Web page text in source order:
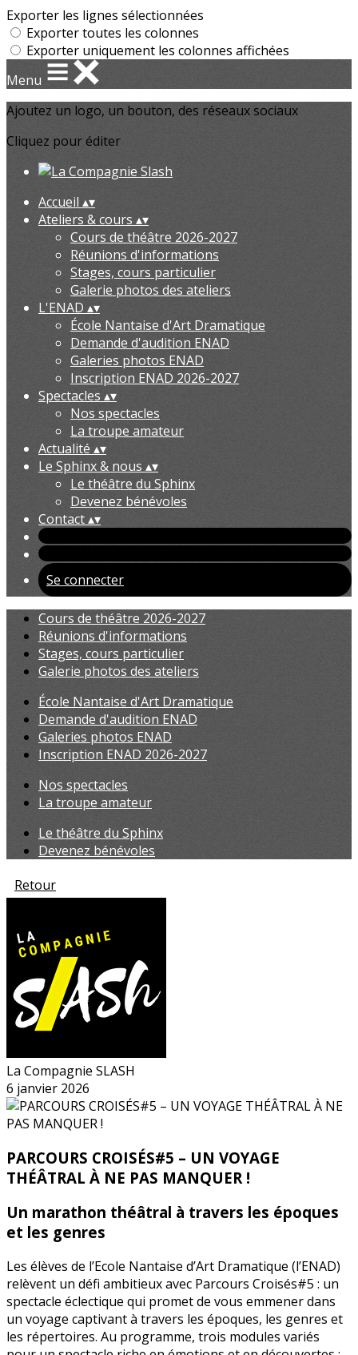
Exporter les lignes sélectionnées
Exporter toutes les colonnes
Exporter uniquement les colonnes affichées
Menu
Ajoutez un logo, un bouton, des réseaux sociaux
Cliquez pour éditer
Accueil ▴▾
Ateliers & cours ▴▾
Cours de théâtre 2026-2027
Réunions d'informations
Stages, cours particulier
Galerie photos des ateliers
L'ENAD ▴▾
École Nantaise d'Art Dramatique
Demande d'audition ENAD
Galeries photos ENAD
Inscription ENAD 2026-2027
Spectacles ▴▾
Nos spectacles
La troupe amateur
Actualité ▴▾
Le Sphinx & nous ▴▾
Le théâtre du Sphinx
Devenez bénévoles
Contact▴▾
Se connecter
Cours de théâtre 2026-2027
Réunions d'informations
Stages, cours particulier
Galerie photos des ateliers
École Nantaise d'Art Dramatique
Demande d'audition ENAD
Galeries photos ENAD
Inscription ENAD 2026-2027
Nos spectacles
La troupe amateur
Le théâtre du Sphinx
Devenez bénévoles
Retour
La Compagnie SLASH
6 janvier 2026
PARCOURS CROISÉS#5 – UN VOYAGE
THÉÂTRAL À NE PAS MANQUER !
Un marathon théâtral à travers les époques
et les genres
Les élèves de l’Ecole Nantaise d’Art Dramatique (l’ENAD)
relèvent un défi ambitieux avec Parcours Croisés#5 : un
spectacle éclectique qui promet de vous emmener dans
un voyage captivant à travers les époques, les genres et
les répertoires. Au programme, trois modules variés